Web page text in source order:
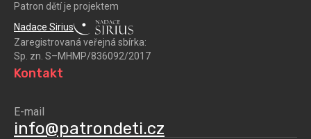
Patron dětí je projektem
Nadace Sirius
Zaregistrovaná veřejná sbírka:
Sp. zn. S–MHMP/836092/2017
Kontakt
E-mail
info@patrondeti.cz